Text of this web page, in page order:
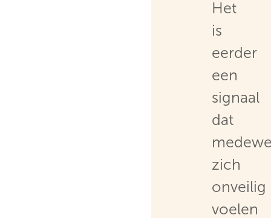
Het
is
eerder
een
signaal
dat
zich
onveilig
voelen